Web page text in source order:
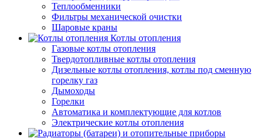
Теплообменники
Фильтры механической очистки
Шаровые краны
Котлы отопления
Газовые котлы отопления
Твердотопливные котлы отопления
Дизельные котлы отопления, котлы под сменную
горелку газ
Дымоходы
Горелки
Автоматика и комплектующие для котлов
Электрические котлы отопления